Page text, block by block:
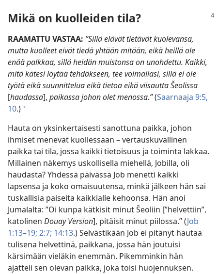
Mikä on kuolleiden tila?
RAAMATTU VASTAA: ”Sillä elävät tietävät kuolevansa,
mutta kuolleet eivät tiedä yhtään mitään, eikä heillä ole
enää palkkaa, sillä heidän muistonsa on unohdettu. Kaikki,
mitä kätesi löytää tehdäkseen, tee voimallasi, sillä ei ole
työtä eikä suunnittelua eikä tietoa eikä viisautta Šeolissa
[haudassa], paikassa johon olet menossa.”(Saarnaaja 9:5,
10.) *
Hauta on yksinkertaisesti sanottuna paikka, johon
ihmiset menevät kuollessaan – vertauskuvallinen
paikka tai tila, jossa kaikki tietoisuus ja toiminta lakkaa.
Millainen näkemys uskollisella miehellä, Jobilla, oli
haudasta? Yhdessä päivässä Job menetti kaikki
lapsensa ja koko omaisuutensa, minkä jälkeen hän sai
tuskallisia paiseita kaikkialle kehoonsa. Hän anoi
Jumalalta: ”Oi kunpa kätkisit minut Šeoliin [”helvettiin”,
katolinen Douay Version], pitäisit minut piilossa.” (Job
1:13–19; 2:7; 14:13.) Selvästikään Job ei pitänyt hautaa
tulisena helvettinä, paikkana, jossa hän joutuisi
kärsimään vieläkin enemmän. Pikemminkin hän
ajatteli sen olevan paikka, joka toisi huojennuksen.